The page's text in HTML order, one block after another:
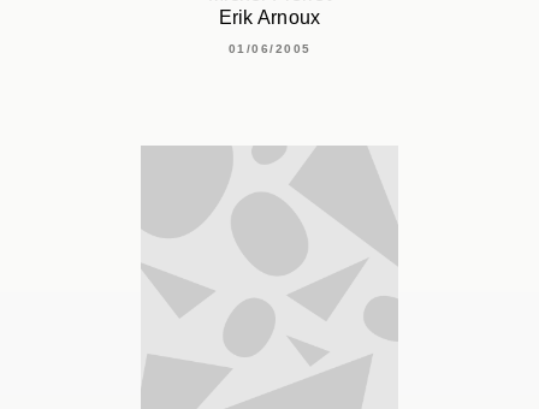
Erik Arnoux
01/06/2005